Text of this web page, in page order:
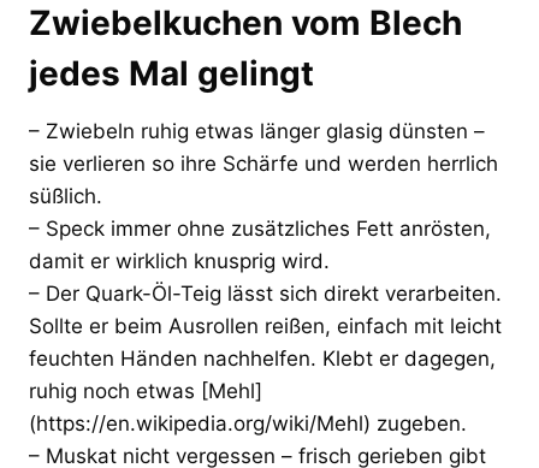
Zwiebelkuchen vom Blech
jedes Mal gelingt
– Zwiebeln ruhig etwas länger glasig dünsten –
sie verlieren so ihre Schärfe und werden herrlich
süßlich.
– Speck immer ohne zusätzliches Fett anrösten,
damit er wirklich knusprig wird.
– Der Quark-Öl-Teig lässt sich direkt verarbeiten.
Sollte er beim Ausrollen reißen, einfach mit leicht
feuchten Händen nachhelfen. Klebt er dagegen,
ruhig noch etwas [Mehl]
(https://en.wikipedia.org/wiki/Mehl) zugeben.
– Muskat nicht vergessen – frisch gerieben gibt